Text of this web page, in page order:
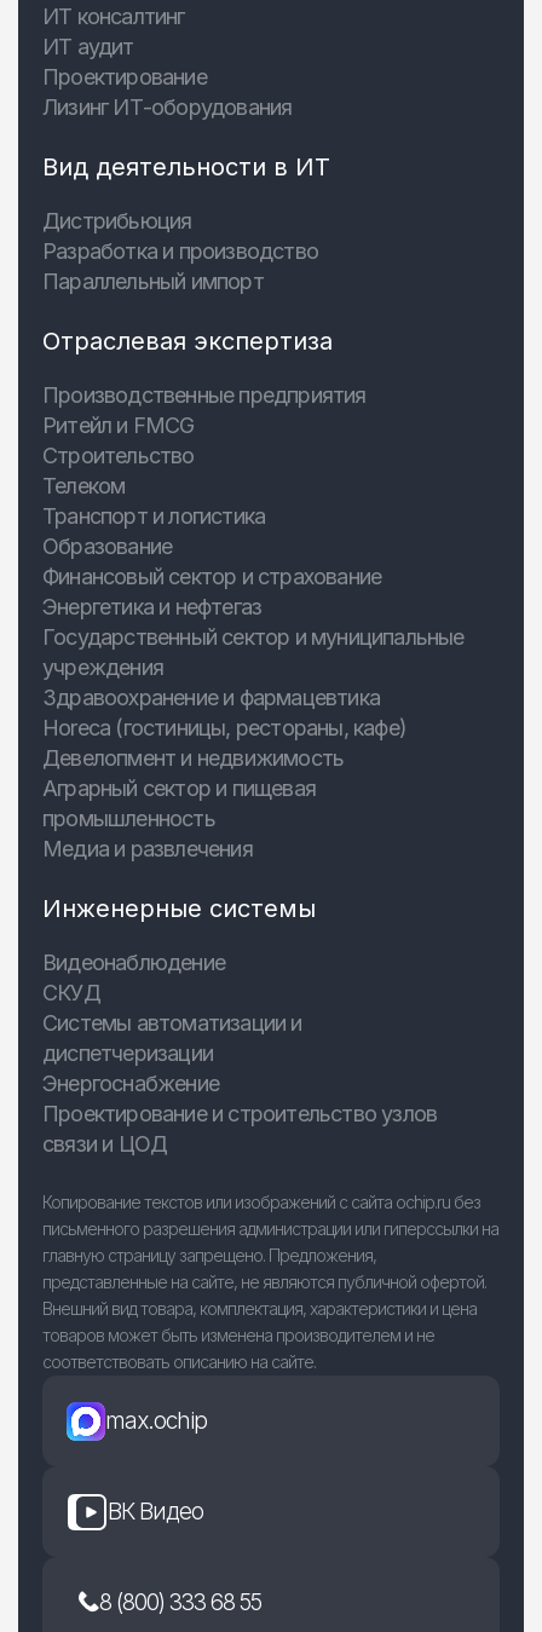
ИТ консалтинг
ИТ аудит
Проектирование
Лизинг ИТ-оборудования
Вид деятельности в ИТ
Дистрибьюция
Разработка и производство
Параллельный импорт
Отраслевая экспертиза
Производственные предприятия
Ритейл и FMCG
Строительство
Телеком
Транспорт и логистика
Образование
Финансовый сектор и страхование
Энергетика и нефтегаз
Государственный сектор и муниципальные
учреждения
Здравоохранение и фармацевтика
Horeca (гостиницы, рестораны, кафе)
Девелопмент и недвижимость
Аграрный сектор и пищевая
промышленность
Медиа и развлечения
Инженерные системы
Видеонаблюдение
СКУД
Системы автоматизации и
диспетчеризации
Энергоснабжение
Проектирование и строительство узлов
связи и ЦОД
Копирование текстов или изображений с сайта ochip.ru без
письменного разрешения администрации или гиперссылки на
главную страницу запрещено. Предложения,
представленные на сайте, не являются публичной офертой.
Внешний вид товара, комплектация, характеристики и цена
товаров может быть изменена производителем и не
соответствовать описанию на сайте.
max.ochip
ВК Видео
8 (800) 333 68 55